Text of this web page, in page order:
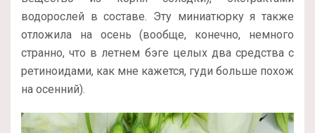
водорослей в составе. Эту миниатюрку я также
отложила на осень (вообще, конечно, немного
странно, что в летнем бэге целых два средства с
ретиноидами, как мне кажется, гуди больше похож
на осенний).